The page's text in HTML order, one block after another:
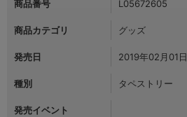
商品番号 L05672605
商品カテゴリ グッズ
発売日 2019年02月01日
種別 タペストリー
発売イベント